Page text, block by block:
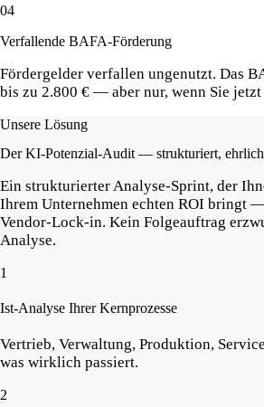
04
Verfallende BAFA-Förderung
Fördergelder verfallen ungenutzt. Das
bis zu 2.800 € — aber nur, wenn Sie jetzt
Unsere Lösung
Der KI-Potenzial-Audit — strukturiert,
Ein strukturierter Analyse-Sprint, der
Ihrem Unternehmen echten ROI bringt
Vendor-Lock-in. Kein Folgeauftrag
Analyse.
1
Ist-Analyse Ihrer Kernprozesse
Vertrieb, Verwaltung, Produktion,
was wirklich passiert.
2